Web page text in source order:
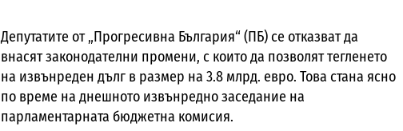
Депутатите от „Прогресивна България“ (ПБ) се отказват да
внасят законодателни промени, с които да позволят тегленето
на извънреден дълг в размер на 3.8 млрд. евро. Това стана ясно
по време на днешното извънредно заседание на
парламентарната бюджетна комисия.